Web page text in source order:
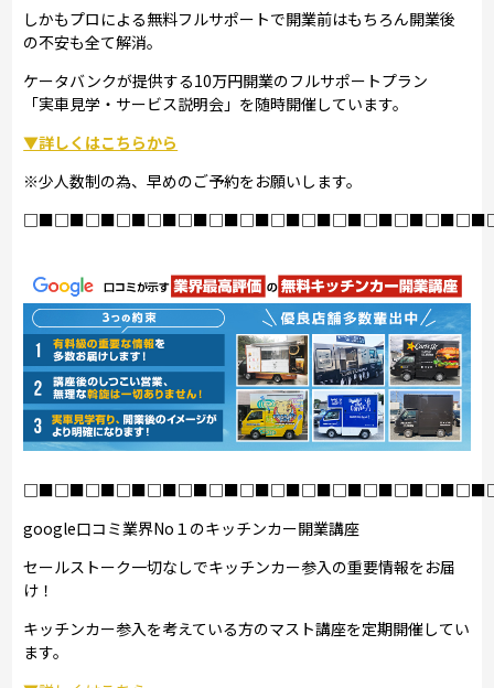
しかもプロによる無料フルサポートで開業前はもちろん開業後
の不安も全て解消。
ケータバンクが提供する10万円開業のフルサポートプラン
「実車見学・サービス説明会」を随時開催しています。
▼詳しくはこちらから
※少人数制の為、早めのご予約をお願いします。
google口コミ業界No１のキッチンカー開業講座
セールストーク一切なしでキッチンカー参入の重要情報をお届
け！
キッチンカー参入を考えている方のマスト講座を定期開催してい
ます。